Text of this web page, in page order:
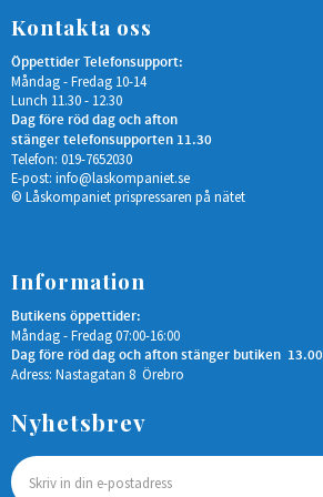
Kontakta oss
Öppettider Telefonsupport:
Måndag - Fredag 10-14
Lunch 11.30 - 12.30
Dag före röd dag och afton
stänger telefonsupporten 11.30
Telefon: 019-7652030
E-post: info@laskompaniet.se
© Låskompaniet prispressaren på nätet
Information
Butikens öppettider:
Måndag - Fredag 07:00-16:00
Dag före röd dag och afton stänger butiken 13.00
Adress: Nastagatan 8 Örebro
Nyhetsbrev